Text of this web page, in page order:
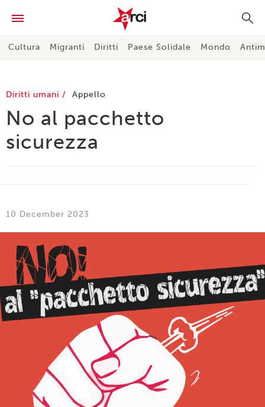
Cultura Migranti Diritti Paese Solidale Mondo
Diritti umani Appello
No al pacchetto
sicurezza
10 December 2023